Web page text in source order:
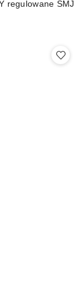
regulowane SMJ